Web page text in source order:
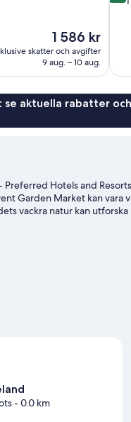
Priset
är
1 586 kr
1 586 kr
skatter och avgifter
9 aug. – 10 aug.
se aktuella rabatter
Hotels and
Garden Market kan
vackra natur kan
avsätt gärna lite tid för
- 0.0 km